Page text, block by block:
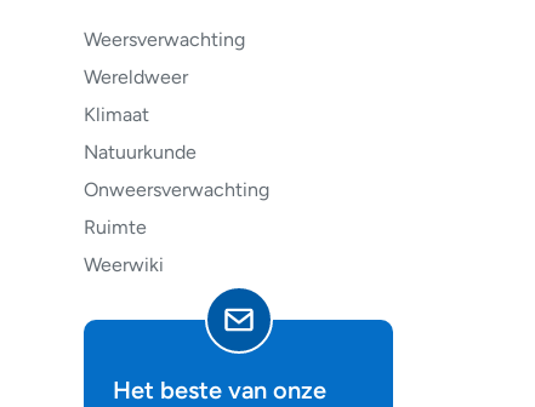
Weersverwachting
Wereldweer
Klimaat
Natuurkunde
Onweersverwachting
Ruimte
Weerwiki
Het beste van onze